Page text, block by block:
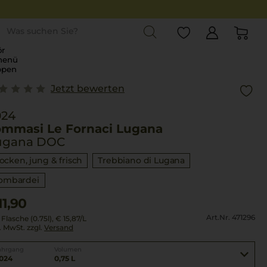
Jetzt bewerten
Le Fornaci Lugana
DOC
jung & frisch
Trebbiano di Lugana
(0.75l), € 15,87/L
MwSt. zzgl. Versand
Art.Nr. 471296
0,75 L